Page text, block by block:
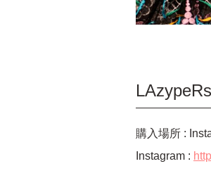
LAzypeRs
購入場所 :
Instagram :